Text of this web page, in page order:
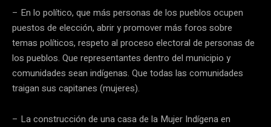
– En lo político, que más personas de los pueblos ocupen
puestos de elección, abrir y promover más foros sobre
temas políticos, respeto al proceso electoral de personas de
los pueblos. Que representantes dentro del municipio y
comunidades sean indígenas. Que todas las comunidades
traigan sus capitanes (mujeres).
– La construcción de una casa de la Mujer Indígena en